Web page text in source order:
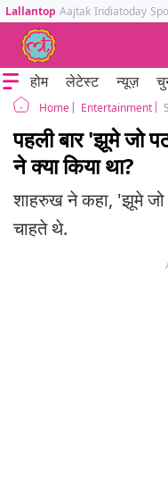
Lallantop Aajtak Indiatoday
होम लेटेस्ट न्यूज़
Home Entertainment
पहली बार 'झूमे जो
ने क्या किया था?
शाहरुख ने कहा, 'झूमे जो
चाहते थे.